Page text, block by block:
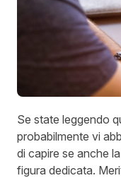
Se state leggendo
probabilmente vi
di capire se anche
figura dedicata.